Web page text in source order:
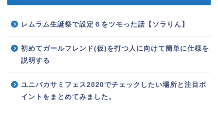
レムラム生誕祭で設定６をツモった話【ソラりん】
初めてガールフレンド(仮)を打つ人に向けて簡単に仕様を
説明する
ユニバカサミフェス2020でチェックしたい場所と注目ポ
イントをまとめてみました。